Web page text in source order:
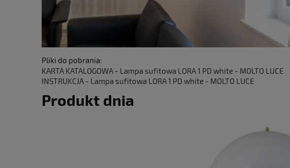
Pliki do pobrania:
KARTA KATALOGOWA - Lampa sufitowa LORA 1 PD white - MOLTO LUCE
INSTRUKCJA - Lampa sufitowa LORA 1 PD white - MOLTO LUCE
Produkt dnia